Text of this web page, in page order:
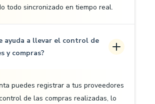
todo sincronizado en tiempo real.
ayuda a llevar el control de
y compras?
puedes registrar a tus proveedores
de las compras realizadas, lo